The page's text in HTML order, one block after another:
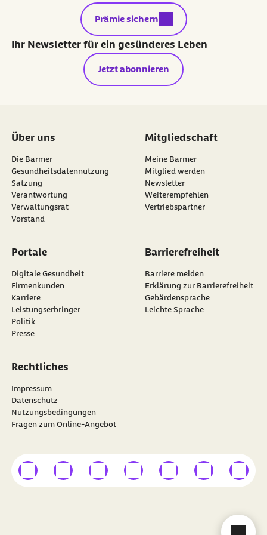
barmer.deinschlaf.support@sleepscore.de
widerrufen. In diesem Fall endet dein Online-Kurs
und deine Online-Mitgliedschaft bei sleep.ai.
externer Link:
Prämie sichern
Ihr Newsletter für ein gesünderes Leben
Jetzt abonnieren
Über uns
Die Barmer
Gesundheitsdatennutzung
Satzung
Verantwortung
Verwaltungsrat
Vorstand
Mitgliedschaft
Meine Barmer
Mitglied werden
Newsletter
externer Link:
Weiterempfehlen
Vertriebspartner
Portale
Digitale Gesundheit
Firmenkunden
Karriere
Leistungserbringer
Politik
Presse
Barrierefreiheit
Barriere melden
Erklärung zur Barrierefreiheit
Gebärdensprache
Leichte Sprache
Rechtliches
Impressum
Datenschutz
Nutzungsbedingungen
Fragen zum Online-Angebot
Besuchen Sie dieBARMER auf
externer Linkexterner Linkexterner Linkexterner Linkexterner Linkexterner Link